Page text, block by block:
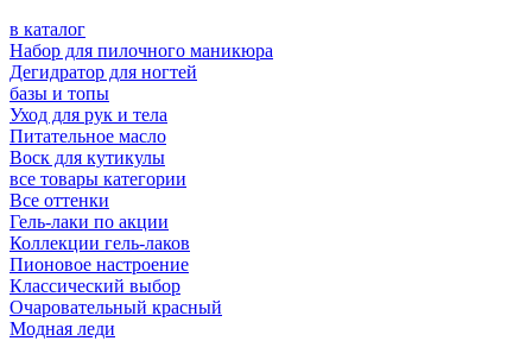
в каталог
Набор для пилочного маникюра
Дегидратор для ногтей
базы и топы
Уход для рук и тела
Питательное масло
Воск для кутикулы
все товары категории
Все оттенки
Гель-лаки по акции
Коллекции гель-лаков
Пионовое настроение
Классический выбор
Очаровательный красный
Модная леди